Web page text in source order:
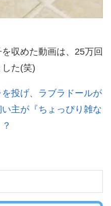
収めた動画は、25万回
た(笑)
投げ、ラブラドールが
主が『ちょっぴり雑な